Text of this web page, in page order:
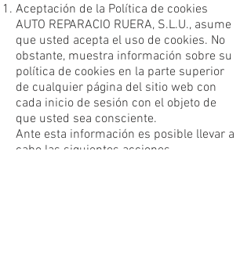
Aceptación de la Política de cookies
AUTO REPARACIO RUERA, S.L.U., asume
que usted acepta el uso de cookies. No
obstante, muestra información sobre su
política de cookies en la parte superior
de cualquier página del sitio web con
cada inicio de sesión con el objeto de
que usted sea consciente.
Ante esta información es posible llevar a
cabo las siguientes acciones